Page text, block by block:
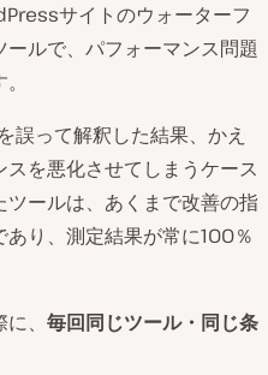
サイトのウォーターフ
ルで、パフォーマンス問題
って解釈した結果、かえ
を悪化させてしまうケース
ールは、あくまで改善の指
り、測定結果が常に100％
、 毎回同じツール・同じ条